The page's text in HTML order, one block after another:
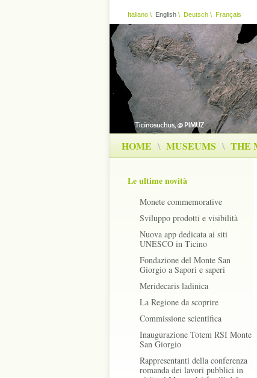
Italiano \ English \ Deutsch \ Français
HOME \ MUSEUMS \ THE
Le ultime novità
Monete commemorative
Sviluppo prodotti e visibilità
Nuova app dedicata ai siti
UNESCO in Ticino
Fondazione del Monte San
Giorgio a Sapori e saperi
Meridecaris ladinica
La Regione da scoprire
Commissione scientifica
Inaugurazione Totem RSI Monte
San Giorgio
Rappresentanti della conferenza
romanda dei lavori pubblici in